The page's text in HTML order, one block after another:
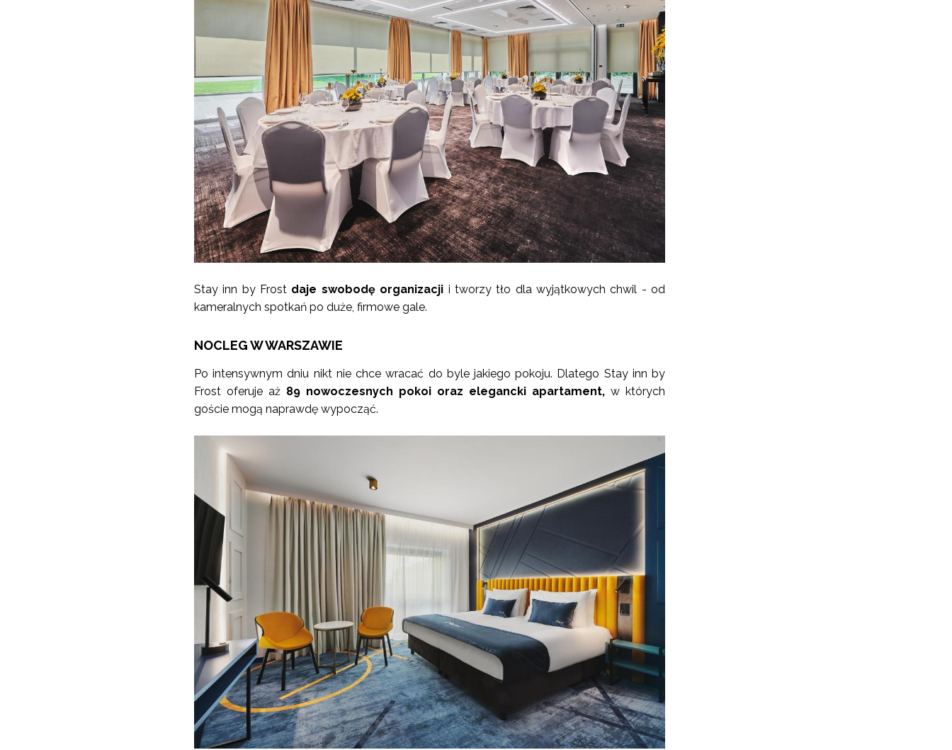
Stay inn by Frost daje swobodę organizacji i tworzy tło dla wyjątkowych chwil - od
kameralnych spotkań po duże, firmowe gale.
NOCLEG W WARSZAWIE
Po intensywnym dniu nikt nie chce wracać do byle jakiego pokoju. Dlatego Stay inn by
Frost oferuje aż 89 nowoczesnych pokoi oraz elegancki apartament, w których
goście mogą naprawdę wypocząć.